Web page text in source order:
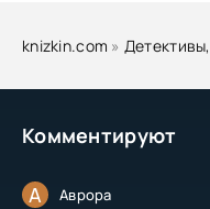
Комментируют
А Аврора
knizkin.com »